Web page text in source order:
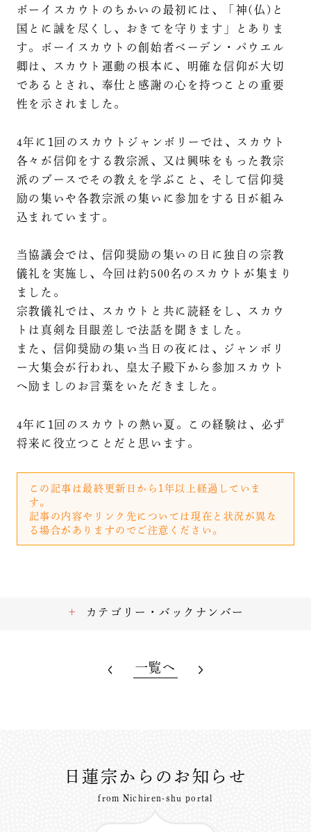
ボーイスカウトのちかいの最初には、「神(仏)と
国とに誠を尽くし、おきてを守ります」とありま
す。ボーイスカウトの創始者ベーデン・パウエル
卿は、スカウト運動の根本に、明確な信仰が大切
であるとされ、奉仕と感謝の心を持つことの重要
性を示されました。
4年に1回のスカウトジャンボリーでは、スカウト
各々が信仰をする教宗派、又は興味をもった教宗
派のブースでその教えを学ぶこと、そして信仰奨
励の集いや各教宗派の集いに参加をする日が組み
込まれています。
当協議会では、信仰奨励の集いの日に独自の宗教
儀礼を実施し、今回は約500名のスカウトが集まり
ました。
宗教儀礼では、スカウトと共に読経をし、スカウ
トは真剣な目眼差しで法話を聞きました。
また、信仰奨励の集い当日の夜には、ジャンボリ
ー大集会が行われ、皇太子殿下から参加スカウト
へ励ましのお言葉をいただきました。
4年に1回のスカウトの熱い夏。この経験は、必ず
将来に役立つことだと思います。
この記事は最終更新日から1年以上経過していま
す。
記事の内容やリンク先については現在と状況が異な
る場合がありますのでご注意ください。
カテゴリー・バックナンバー
一覧へ
日蓮宗からのお知らせ
from Nichiren-shu portal